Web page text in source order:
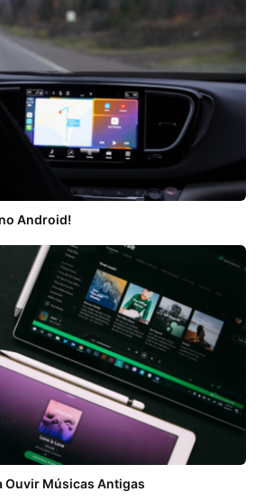
Android!
Ouvir Músicas Antigas